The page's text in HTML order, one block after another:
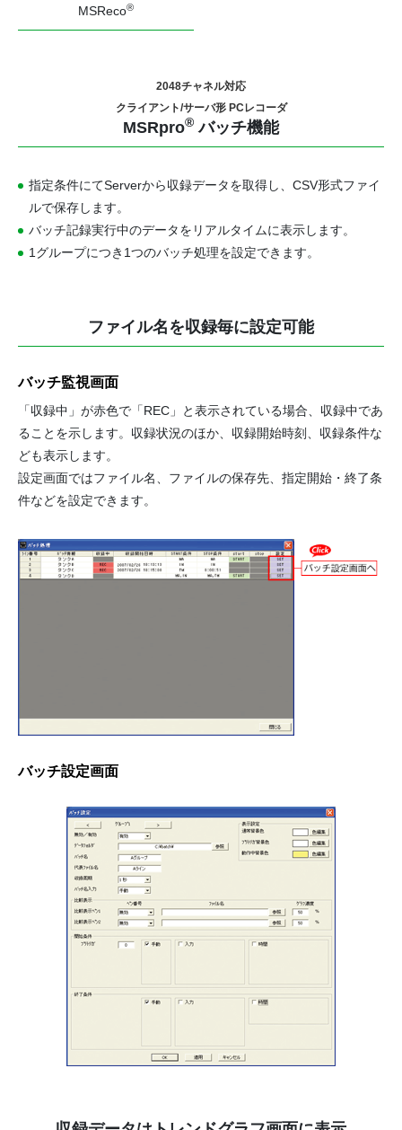
MSReco®
2048チャネル対応
クライアント/サーバ形 PCレコーダ
MSRpro® バッチ機能
指定条件にてServerから収録データを取得し、CSV形式ファイ
ルで保存します。
バッチ記録実行中のデータをリアルタイムに表示します。
1グループにつき1つのバッチ処理を設定できます。
ファイル名を収録毎に設定可能
バッチ監視画面
「収録中」が赤色で「REC」と表示されている場合、収録中であ
ることを示します。収録状況のほか、収録開始時刻、収録条件な
ども表示します。
設定画面ではファイル名、ファイルの保存先、指定開始・終了条
件などを設定できます。
バッチ設定画面